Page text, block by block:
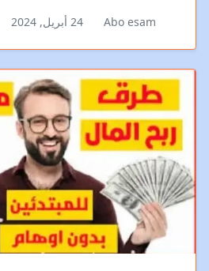
Abo esam 24 أبريل, 2024